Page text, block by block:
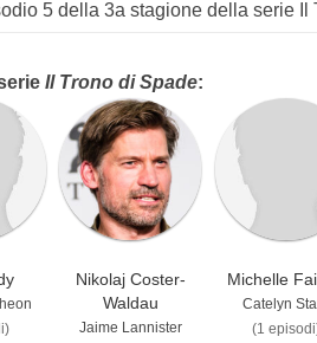
5 della 3a stagione della serie Il
Il Trono di Spade:
Nikolaj Coster-
Waldau
Jaime Lannister
Michelle
Catelyn
(1